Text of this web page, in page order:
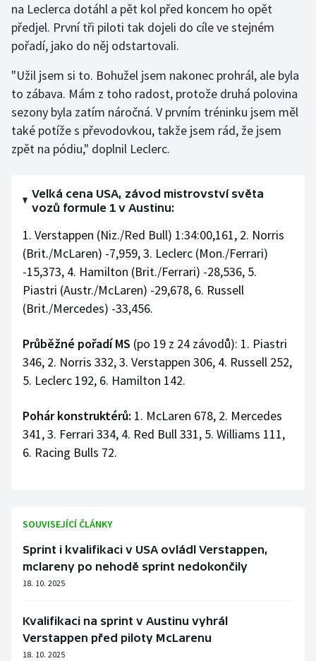
na Leclerca dotáhl a pět kol před koncem ho opět
předjel. První tři piloti tak dojeli do cíle ve stejném
pořadí, jako do něj odstartovali.
"Užil jsem si to. Bohužel jsem nakonec prohrál, ale byla
to zábava. Mám z toho radost, protože druhá polovina
sezony byla zatím náročná. V prvním tréninku jsem měl
také potíže s převodovkou, takže jsem rád, že jsem
zpět na pódiu," doplnil Leclerc.
Velká cena USA, závod mistrovství světa
vozů formule 1 v Austinu:
1. Verstappen (Niz./Red Bull) 1:34:00,161, 2. Norris
(Brit./McLaren) -7,959, 3. Leclerc (Mon./Ferrari)
-15,373, 4. Hamilton (Brit./Ferrari) -28,536, 5.
Piastri (Austr./McLaren) -29,678, 6. Russell
(Brit./Mercedes) -33,456.
Průběžné pořadí MS (po 19 z 24 závodů): 1. Piastri
346, 2. Norris 332, 3. Verstappen 306, 4. Russell 252,
5. Leclerc 192, 6. Hamilton 142.
Pohár konstruktérů: 1. McLaren 678, 2. Mercedes
341, 3. Ferrari 334, 4. Red Bull 331, 5. Williams 111,
6. Racing Bulls 72.
SOUVISEJÍCÍ ČLÁNKY
Sprint i kvalifikaci v USA ovládl Verstappen,
mclareny po nehodě sprint nedokončily
18. 10. 2025
Kvalifikaci na sprint v Austinu vyhrál
Verstappen před piloty McLarenu
18. 10. 2025